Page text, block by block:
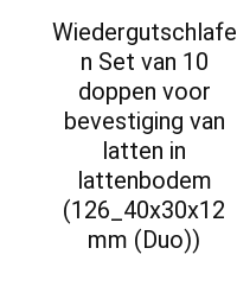
Wiedergutschlafe
n Set van 10
doppen voor
bevestiging van
latten in
lattenbodem
(126_40x30x12
mm (Duo))